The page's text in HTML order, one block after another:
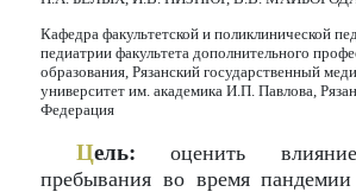
Кафедра факультетской и поликлинической
педиатрии факультета дополнительного
образования, Рязанский государственный
университет им. академика И.П. Павлова,
Федерация
Цель: оценить
пребывания во время